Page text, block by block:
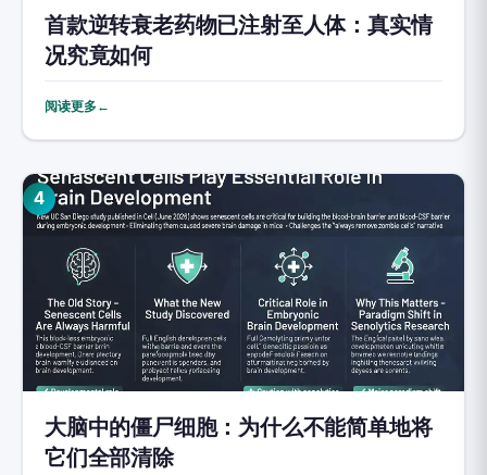
首款逆转衰老药物已注射至人体：真实情
况究竟如何
阅读更多←
4
大脑中的僵尸细胞：为什么不能简单地将
它们全部清除